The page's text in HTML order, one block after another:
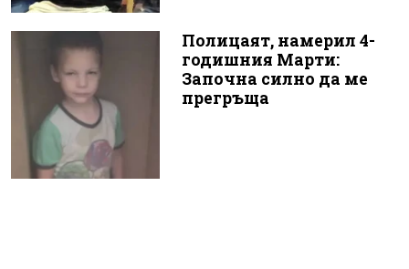
Полицаят, намерил 4-
годишния Марти:
Започна силно да ме
прегръща